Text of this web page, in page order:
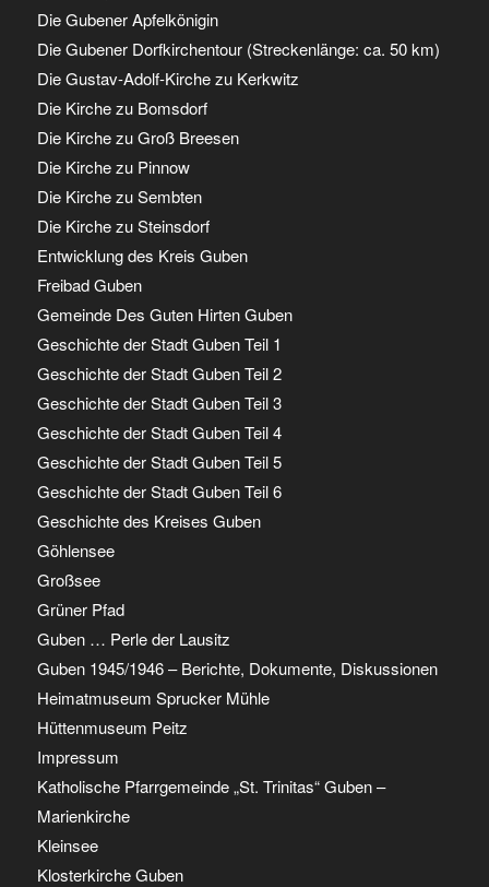
Die Gubener Apfelkönigin
Die Gubener Dorfkirchentour (Streckenlänge: ca. 50 km)
Die Gustav-Adolf-Kirche zu Kerkwitz
Die Kirche zu Bomsdorf
Die Kirche zu Groß Breesen
Die Kirche zu Pinnow
Die Kirche zu Sembten
Die Kirche zu Steinsdorf
Entwicklung des Kreis Guben
Freibad Guben
Gemeinde Des Guten Hirten Guben
Geschichte der Stadt Guben Teil 1
Geschichte der Stadt Guben Teil 2
Geschichte der Stadt Guben Teil 3
Geschichte der Stadt Guben Teil 4
Geschichte der Stadt Guben Teil 5
Geschichte der Stadt Guben Teil 6
Geschichte des Kreises Guben
Göhlensee
Großsee
Grüner Pfad
Guben … Perle der Lausitz
Guben 1945/1946 – Berichte, Dokumente, Diskussionen
Heimatmuseum Sprucker Mühle
Hüttenmuseum Peitz
Impressum
Katholische Pfarrgemeinde „St. Trinitas“ Guben –
Marienkirche
Kleinsee
Klosterkirche Guben